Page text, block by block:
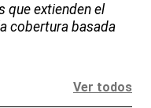
que extienden el
cobertura basada
Ver todos